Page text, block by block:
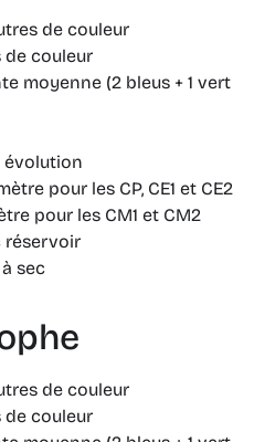
de couleur
de couleur
moyenne (2 bleus + 1 vert
évolution
pour les CP, CE1 et CE2
pour les CM1 et CM2
réservoir
sec
de couleur
de couleur